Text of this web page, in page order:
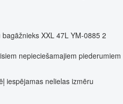
XXL 47L YM-0885 2
nepieciešamajiem piederumiem
iespējamas nelielas izmēru